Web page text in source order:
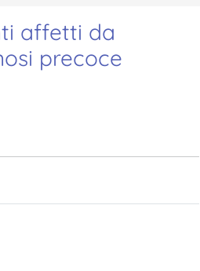
affetti da
precoce